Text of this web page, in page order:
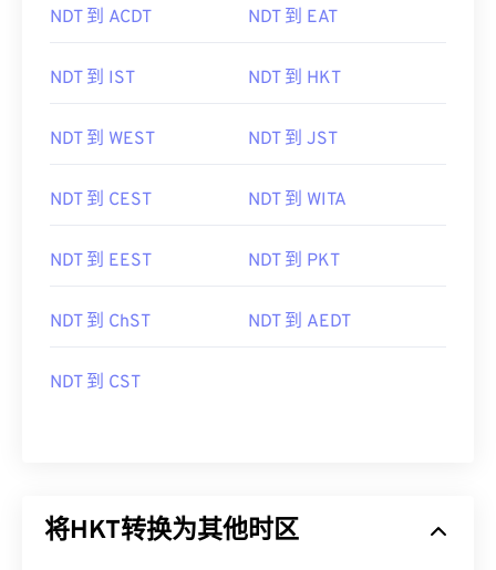
NDT 到 ACDT NDT 到 EAT
NDT 到 IST NDT 到 HKT
NDT 到 WEST NDT 到 JST
NDT 到 CEST NDT 到 WITA
NDT 到 EEST NDT 到 PKT
NDT 到 ChST NDT 到 AEDT
NDT 到 CST
将HKT转换为其他时区